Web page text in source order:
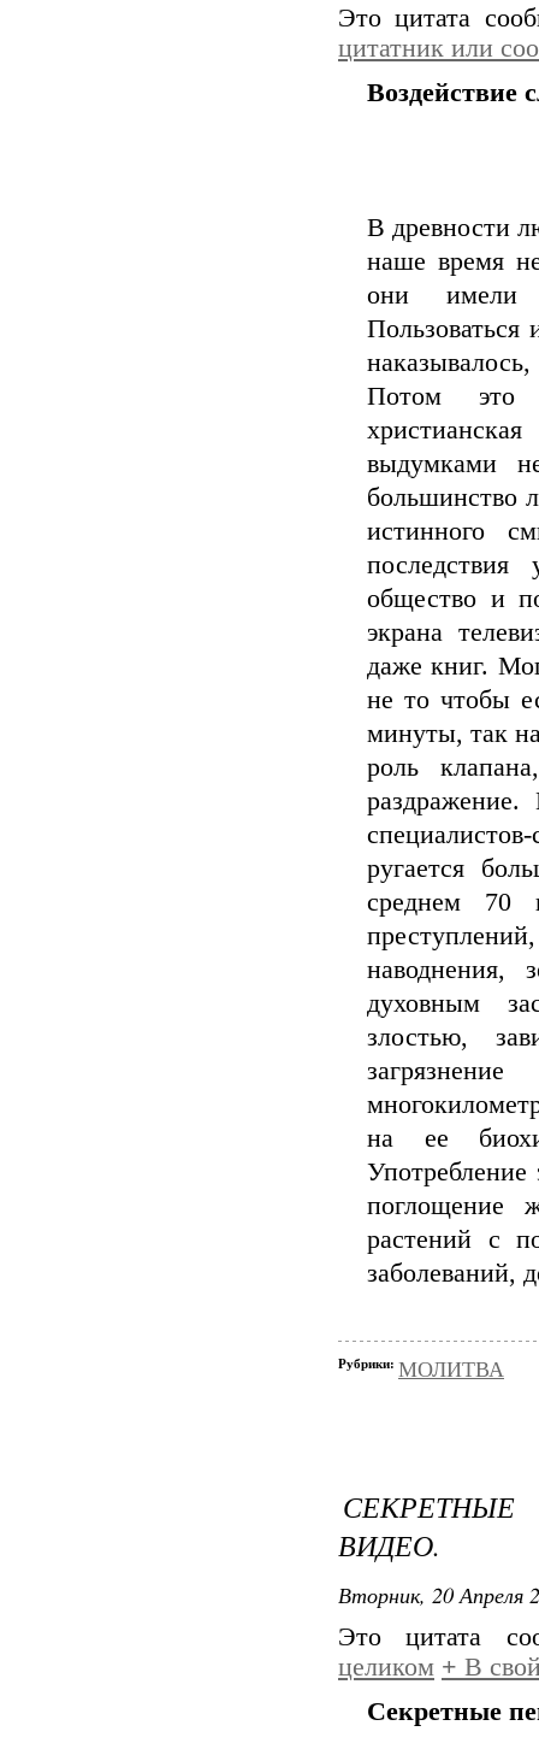
Это цитата
цитатник или
Воздействие
В древности
наше время
они имели
Пользоваться
Потом это
выдумками
большинство
истинного
общество и
экрана
даже книг.
не то чтобы
минуты, так
роль
ругается
среднем 70
наводнения,
духовным
злостью,
на ее
поглощение
растений с
заболеваний,
Рубрики: МОЛИТВА
ВИДЕО.
Вторник, 20 Апреля
Это цитата
целиком + В
Секретные